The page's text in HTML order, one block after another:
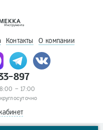
Контакты О компании
897
– 17:00